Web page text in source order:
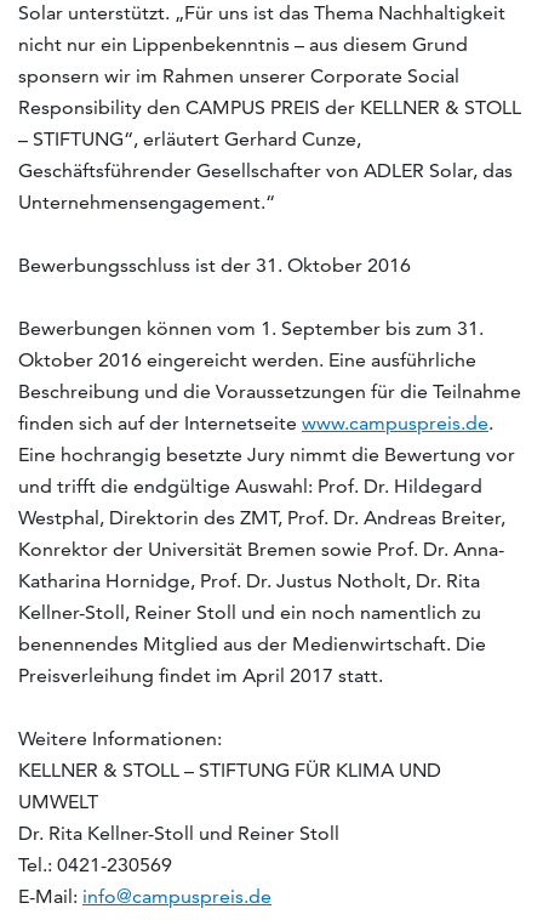
Solar unterstützt. „Für uns ist das Thema Nachhaltigkeit
nicht nur ein Lippenbekenntnis – aus diesem Grund
sponsern wir im Rahmen unserer Corporate Social
Responsibility den CAMPUS PREIS der KELLNER & STOLL
– STIFTUNG“, erläutert Gerhard Cunze,
Geschäftsführender Gesellschafter von ADLER Solar, das
Unternehmensengagement.“
Bewerbungsschluss ist der 31. Oktober 2016
Bewerbungen können vom 1. September bis zum 31.
Oktober 2016 eingereicht werden. Eine ausführliche
Beschreibung und die Voraussetzungen für die Teilnahme
finden sich auf der Internetseite www.campuspreis.de.
Eine hochrangig besetzte Jury nimmt die Bewertung vor
und trifft die endgültige Auswahl: Prof. Dr. Hildegard
Westphal, Direktorin des ZMT, Prof. Dr. Andreas Breiter,
Konrektor der Universität Bremen sowie Prof. Dr. Anna-
Katharina Hornidge, Prof. Dr. Justus Notholt, Dr. Rita
Kellner-Stoll, Reiner Stoll und ein noch namentlich zu
benennendes Mitglied aus der Medienwirtschaft. Die
Preisverleihung findet im April 2017 statt.
Weitere Informationen:
KELLNER & STOLL – STIFTUNG FÜR KLIMA UND
UMWELT
Dr. Rita Kellner-Stoll und Reiner Stoll
Tel.: 0421-230569
E-Mail: info@campuspreis.de